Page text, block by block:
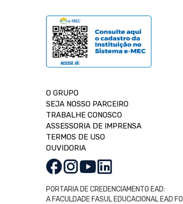
O GRUPO
SEJA NOSSO PARCEIRO
TRABALHE CONOSCO
ASSESSORIA DE IMPRENSA
TERMOS DE USO
OUVIDORIA
PORTARIA DE CREDENCIAMENTO EAD:
A FACULDADE FASUL EDUCACIONAL EAD FOI